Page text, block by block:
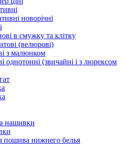
новорічні
в смужку та клітку
(велюрові)
з малюнком
однотонні (звичайні і з люрексом
нашивки
пошива нижнего белья